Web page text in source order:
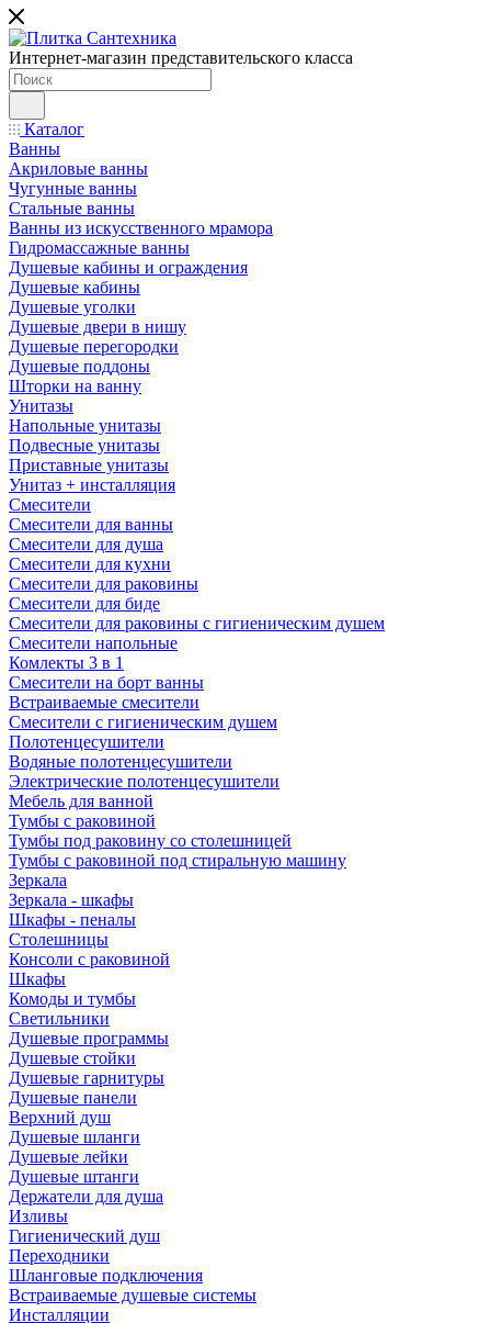
Интернет-магазин представительского класса
Каталог
Ванны
Акриловые ванны
Чугунные ванны
Стальные ванны
Ванны из искусственного мрамора
Гидромассажные ванны
Душевые кабины и ограждения
Душевые кабины
Душевые уголки
Душевые двери в нишу
Душевые перегородки
Душевые поддоны
Шторки на ванну
Унитазы
Напольные унитазы
Подвесные унитазы
Приставные унитазы
Унитаз + инсталляция
Смесители
Смесители для ванны
Смесители для душа
Смесители для кухни
Смесители для раковины
Смесители для биде
Смесители для раковины с гигиеническим душем
Смесители напольные
Комлекты 3 в 1
Смесители на борт ванны
Встраиваемые смесители
Смесители с гигиеническим душем
Полотенцесушители
Водяные полотенцесушители
Электрические полотенцесушители
Мебель для ванной
Тумбы с раковиной
Тумбы под раковину со столешницей
Тумбы с раковиной под стиральную машину
Зеркала
Зеркала - шкафы
Шкафы - пеналы
Столешницы
Консоли с раковиной
Шкафы
Комоды и тумбы
Светильники
Душевые программы
Душевые стойки
Душевые гарнитуры
Душевые панели
Верхний душ
Душевые шланги
Душевые лейки
Душевые штанги
Держатели для душа
Изливы
Гигиенический душ
Переходники
Шланговые подключения
Встраиваемые душевые системы
Инсталляции